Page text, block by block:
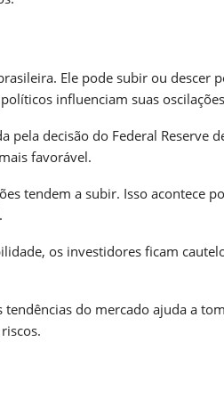
Ele pode subir ou descer
influenciam suas
decisão do Federal Reserve
favorável.
tendem a subir. Isso acontece
os investidores ficam
tendências do mercado ajuda a